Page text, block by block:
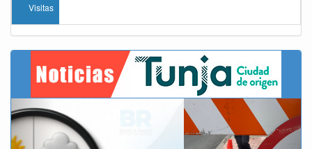
Visitas
Previous Next